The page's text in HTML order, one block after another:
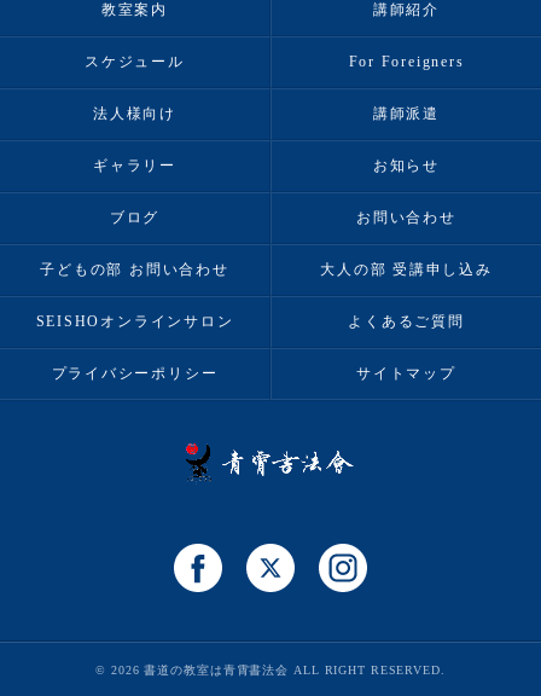
教室案内 講師紹介
スケジュール For Foreigners
法人様向け 講師派遣
ギャラリー お知らせ
ブログ お問い合わせ
子どもの部 お問い合わせ 大人の部 受講申し込み
SEISHOオンラインサロン よくあるご質問
プライバシーポリシー サイトマップ
© 2026 書道の教室は青霄書法会 ALL RIGHT RESERVED.